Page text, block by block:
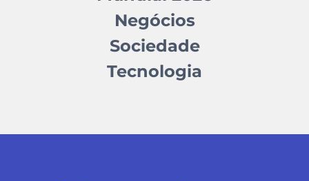
Negócios
Sociedade
Tecnologia